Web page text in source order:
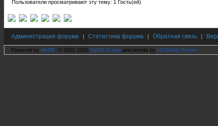
Пользователи просматривают эту тему: 1 Гость(ей)
Администрация форума | Статистика форума | Обратная связь |
Powered by MyBB , © 2001-2026 MyBB Group and rewrite by Hi Fidelity Forum